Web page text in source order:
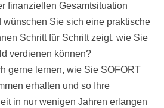
finanziellen Gesamtsituation
wünschen Sie sich eine praktische
Schritt für Schritt zeigt, wie Sie
verdienen können?
gerne lernen, wie Sie SOFORT
erhalten und so Ihre
in nur wenigen Jahren erlangen